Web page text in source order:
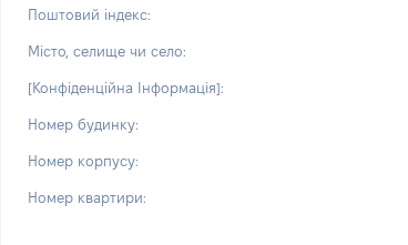
Поштовий індекс:
Місто, селище чи село:
[Конфіденційна Інформація]:
Номер будинку:
Номер корпусу:
Номер квартири: